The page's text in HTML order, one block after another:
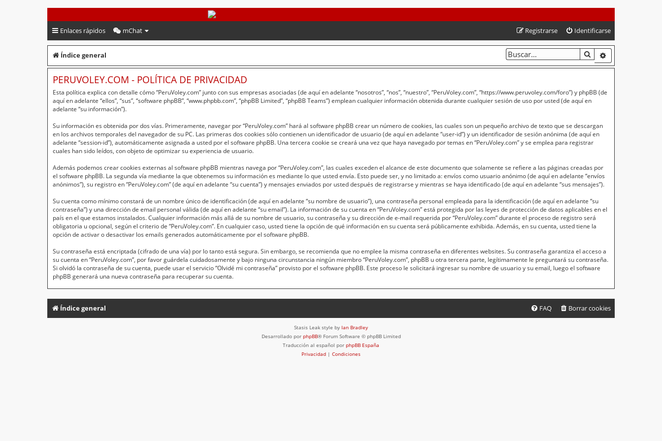
PeruVoley.com
Enlaces rápidos mChat Identificarse
Registrarse
Índice general BUSCAR
PERUVOLEY.COM - POLÍTICA DE PRIVACIDAD
Esta política explica con detalle cómo “PeruVoley.com” junto con sus empresas asociadas (de aquí en adelante “nosotros”, “nos”, “nuestro”, “PeruVoley.com”, “https://www.peruvoley.com/foro”) y phpBB (de
aquí en adelante “ellos”, “sus”, “software phpBB”, “www.phpbb.com”, “phpBB Limited”, “phpBB Teams”) emplean cualquier información obtenida durante cualquier sesión de uso por usted (de aquí en
adelante “su información”).
Su información es obtenida por dos vías. Primeramente, navegar por “PeruVoley.com” hará al software phpBB crear un número de cookies, las cuales son un pequeño archivo de texto que se descargan
en los archivos temporales del navegador de su PC. Las primeras dos cookies sólo contienen un identificador de usuario (de aquí en adelante “user-id”) y un identificador de sesión anónima (de aquí en
adelante “session-id”), automáticamente asignada a usted por el software phpBB. Una tercera cookie se creará una vez que haya navegado por temas en “PeruVoley.com” y se emplea para registrar
cuales han sido leídos, con objeto de optimizar su experiencia de usuario.
Además podemos crear cookies externas al software phpBB mientras navega por “PeruVoley.com”, las cuales exceden el alcance de este documento que solamente se refiere a las páginas creadas por
el software phpBB. La segunda vía mediante la que obtenemos su información es mediante lo que usted envía. Esto puede ser, y no limitado a: envíos como usuario anónimo (de aquí en adelante “envíos
anónimos”), su registro en “PeruVoley.com” (de aquí en adelante “su cuenta”) y mensajes enviados por usted después de registrarse y mientras se haya identificado (de aquí en adelante “sus mensajes”).
Su cuenta como mínimo constará de un nombre único de identificación (de aquí en adelante “su nombre de usuario”), una contraseña personal empleada para la identificación (de aquí en adelante “su
contraseña”) y una dirección de email personal válida (de aquí en adelante “su email”). La información de su cuenta en “PeruVoley.com” está protegida por las leyes de protección de datos aplicables en el
país en el que estamos instalados. Cualquier información más allá de su nombre de usuario, su contraseña y su dirección de e-mail requerida por “PeruVoley.com” durante el proceso de registro será
obligatoria u opcional, según el criterio de “PeruVoley.com”. En cualquier caso, usted tiene la opción de qué información en su cuenta será públicamente exhibida. Además, en su cuenta, usted tiene la
opción de activar o desactivar los emails generados automáticamente por el software phpBB.
Su contraseña está encriptada (cifrado de una vía) por lo tanto está segura. Sin embargo, se recomienda que no emplee la misma contraseña en diferentes websites. Su contraseña garantiza el acceso a
su cuenta en “PeruVoley.com”, por favor guárdela cuidadosamente y bajo ninguna circunstancia ningún miembro “PeruVoley.com”, phpBB u otra tercera parte, legítimamente le preguntará su contraseña.
Si olvidó la contraseña de su cuenta, puede usar el servicio “Olvidé mi contraseña” provisto por el software phpBB. Este proceso le solicitará ingresar su nombre de usuario y su email, luego el software
phpBB generará una nueva contraseña para recuperar su cuenta.
Índice general Borrar cookies
FAQ
Stasis Leak style by Ian Bradley
Desarrollado por phpBB® Forum Software © phpBB Limited
Traducción al español por phpBB España
Privacidad | Condiciones